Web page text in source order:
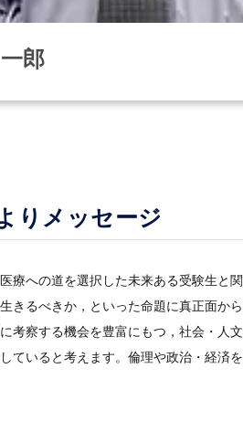
郎
りメッセージ
療への道を選択した未来ある受験生と
きるべきか，といった命題に真正面か
考察する機会を豊富にもつ，社会・人
ていると考えます。倫理や政治・経済